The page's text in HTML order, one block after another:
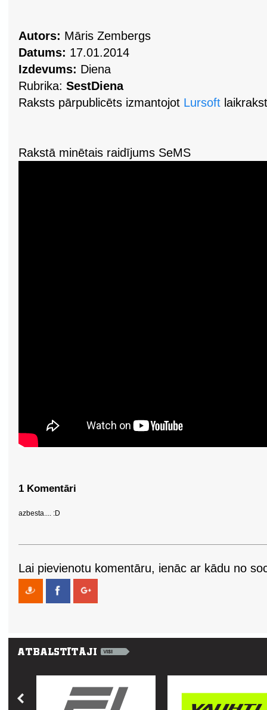
Autors: Māris Zembergs
Datums: 17.01.2014
Izdevums: Diena
Rubrika: SestDiena
Raksts pārpublicēts izmantojot Lursoft
Rakstā minētais raidījums SeMS
1 Komentāri
azbesta.... :D
Lai pievienotu komentāru, ienāc ar kādu no